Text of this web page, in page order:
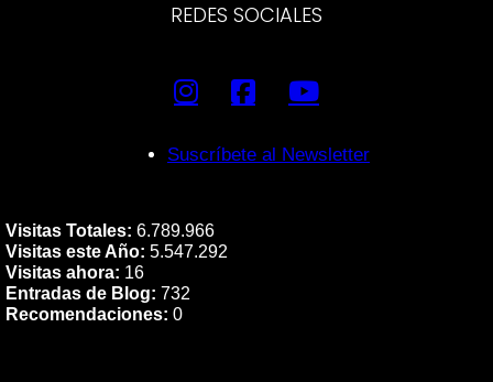
REDES SOCIALES
Suscríbete al Newsletter
Visitas Totales: 6.789.966
Visitas este Año: 5.547.292
Visitas ahora: 16
Entradas de Blog: 732
Recomendaciones: 0